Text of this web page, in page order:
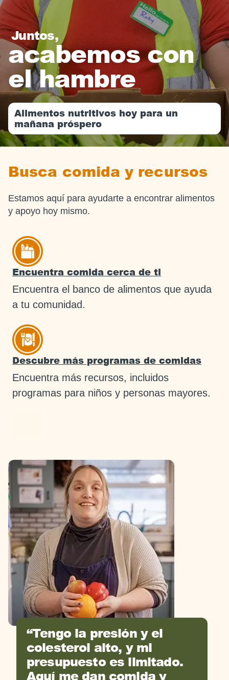
Juntos,
acabemos con
el hambre
Alimentos nutritivos hoy para un
mañana próspero
Tengo la presión y el
colesterol alto, y mi
presupuesto es limitado.
Aquí me dan comida y
Busca comida y recursos
Estamos aquí para ayudarte a encontrar alimentos
y apoyo hoy mismo.
Encuentra comida cerca de ti
Encuentra el banco de alimentos que ayuda
a tu comunidad.
Descubre más programas de comidas
Encuentra más recursos, incluidos
programas para niños y personas mayores.